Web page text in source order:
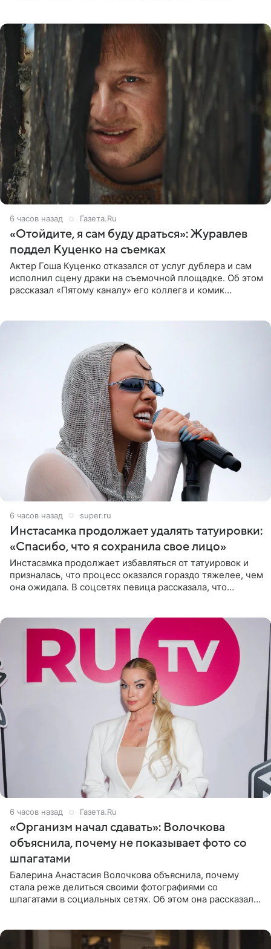
6 часов назад Газета.Ru
«Отойдите, я сам буду драться»: Журавлев
поддел Куценко на съемках
Актер Гоша Куценко отказался от услуг дублера и сам
исполнил сцену драки на съемочной площадке. Об этом
рассказал «Пятому каналу» его коллега и комик
6 часов назад super.ru
Инстасамка продолжает удалять татуировки:
«Спасибо, что я сохранила свое лицо»
Инстасамка продолжает избавляться от татуировок и
призналась, что процесс оказался гораздо тяжелее, чем
она ожидала. В соцсетях певица рассказала, что
6 часов назад Газета.Ru
«Организм начал сдавать»: Волочкова
объяснила, почему не показывает фото со
шпагатами
Балерина Анастасия Волочкова объяснила, почему
стала реже делиться своими фотографиями со
шпагатами в социальных сетях. Об этом она рассказала